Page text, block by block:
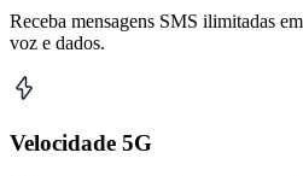
Receba mensagens SMS ilimitadas
voz e dados.
Velocidade 5G